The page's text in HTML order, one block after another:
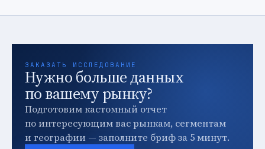
ЗАКАЗАТЬ ИССЛЕДОВАНИЕ
Нужно больше данных
по вашему рынку?
Подготовим кастомный отчет
по интересующим вас рынкам, сегментам
и географии — заполните бриф за 5 минут.